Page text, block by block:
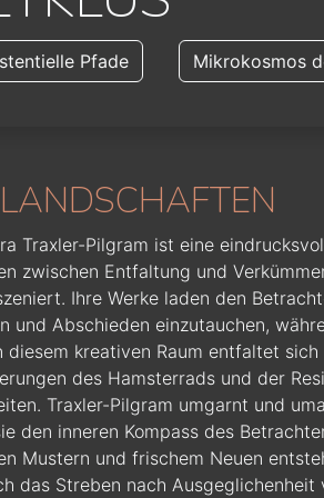
Pfade Mikrokosmos
Traxler-Pilgram ist eine
zwischen Entfaltung und
Ihre Werke laden den
und Abschieden einzutauchen,
kreativen Raum entfaltet sich
des Hamsterrads und der
Traxler-Pilgram umgarnt und
den inneren Kompass des
Mustern und frischem Neuen
das Streben nach